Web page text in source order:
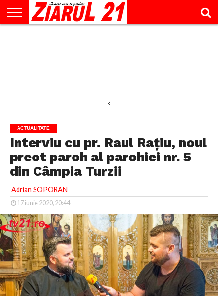
<
ACTUALITATE
Interviu cu pr. Raul Rațiu, noul
preot paroh al parohiei nr. 5
din Câmpia Turzii
Adrian SOPORAN
17 iunie 2020, 20:44